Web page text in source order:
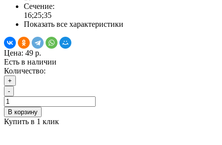
Сечение:
16;25;35
Показать все характеристики
Цена: 49 р.
Есть в наличии
Количество:
+
-
В корзину
Купить в 1 клик